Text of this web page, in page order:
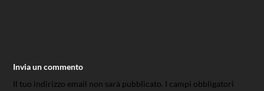
Invia un commento
Il tuo indirizzo email non sarà pubblicato. I campi obbligatori